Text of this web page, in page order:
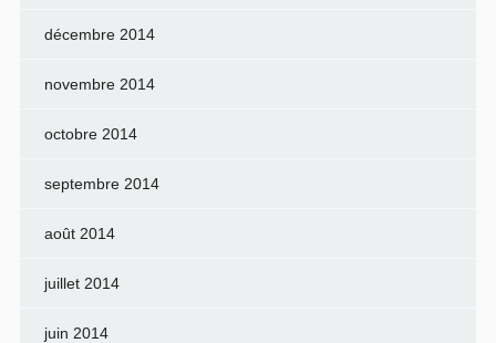
décembre 2014
novembre 2014
octobre 2014
septembre 2014
août 2014
juillet 2014
juin 2014